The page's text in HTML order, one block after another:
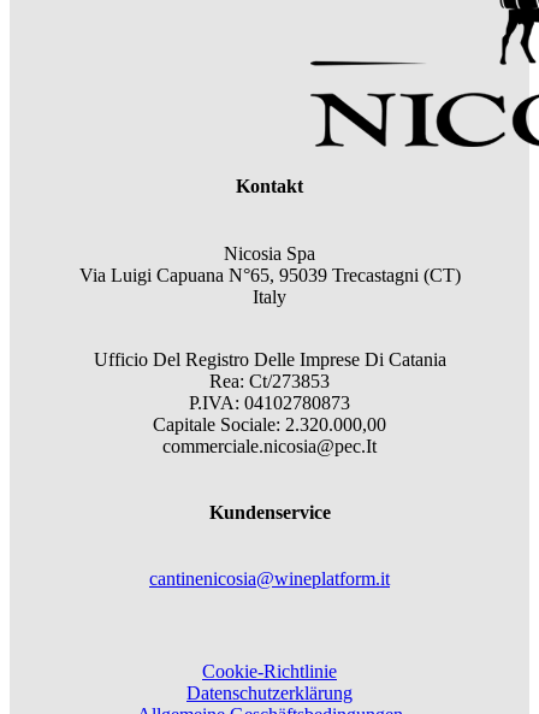
Kontakt
Nicosia Spa
Via Luigi Capuana N°65, 95039 Trecastagni (CT)
Italy
Ufficio Del Registro Delle Imprese Di Catania
Rea: Ct/273853
P.IVA: 04102780873
Capitale Sociale: 2.320.000,00
commerciale.nicosia@pec.It
Kundenservice
cantinenicosia@wineplatform.it
Cookie-Richtlinie
Datenschutzerklärung